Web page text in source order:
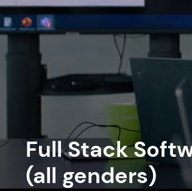
Full Stack
(all genders)